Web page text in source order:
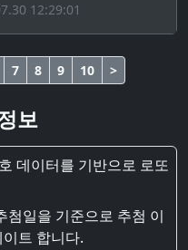
12:29:01
7 8 9 10 >
보
데이터를 기반으로 로또
일을 기준으로 추첨 이
트 합니다.